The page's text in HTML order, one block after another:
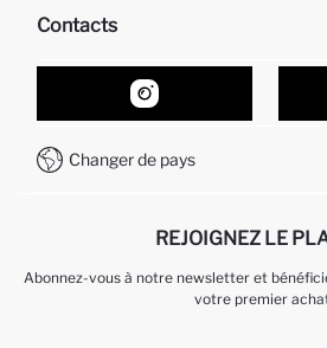
Retour et changement
Suivi de la Commande
Comment acheter sur DeFacto ?
Comment payer sur DeFacto?
Contacts
Nos Magasins
Formulaire de contact
Service Client +212 525 076 633
Changer de pays
REJOIGNEZ LE
Abonnez-vous à notre newsletter et
votre premier